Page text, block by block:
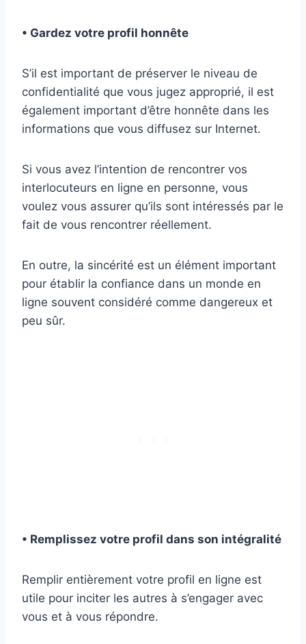
• Gardez votre profil honnête
S’il est important de préserver le niveau de
confidentialité que vous jugez approprié, il est
également important d’être honnête dans les
informations que vous diffusez sur Internet.
Si vous avez l’intention de rencontrer vos
interlocuteurs en ligne en personne, vous
voulez vous assurer qu’ils sont intéressés par le
fait de vous rencontrer réellement.
En outre, la sincérité est un élément important
pour établir la confiance dans un monde en
ligne souvent considéré comme dangereux et
peu sûr.
• Remplissez votre profil dans son intégralité
Remplir entièrement votre profil en ligne est
utile pour inciter les autres à s’engager avec
vous et à vous répondre.